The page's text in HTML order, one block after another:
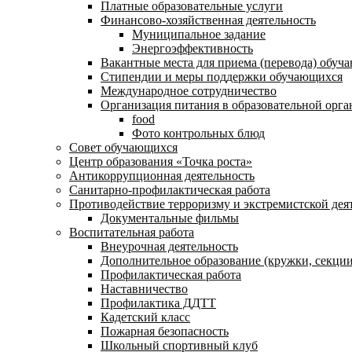
Платные образовательные услуги
Финансово-хозяйственная деятельность
Муниципальное задание
Энергоэффективность
Вакантные места для приема (перевода)
Стипендии и меры поддержки обучающихся
Международное сотрудничество
Организация питания в образовательной
food
Фото контрольных блюд
Совет обучающихся
Центр образования «Точка роста»
Антикоррупционная деятельность
Санитарно-профилактическая работа
Противодействие терроризму и экстремистской
Документальные фильмы
Воспитательная работа
Внеурочная деятельность
Дополнительное образование (кружки,
Профилактическая работа
Наставничество
Профилактика ДДТТ
Кадетский класс
Пожарная безопасность
Школьный спортивный клуб